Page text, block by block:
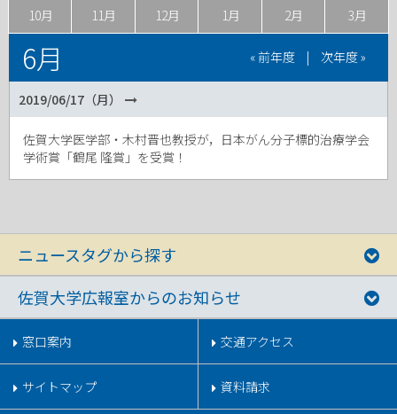
10月 11月 12月 1月 2月 3月
6月 « 前年度 | 次年度 »
2019/06/17（月）
佐賀大学医学部・木村晋也教授が，日本がん分子標的治療学会
学術賞「鶴尾 隆賞」を受賞！
ニュースタグから探す
佐賀大学広報室からのお知らせ
窓口案内 交通アクセス
サイトマップ 資料請求